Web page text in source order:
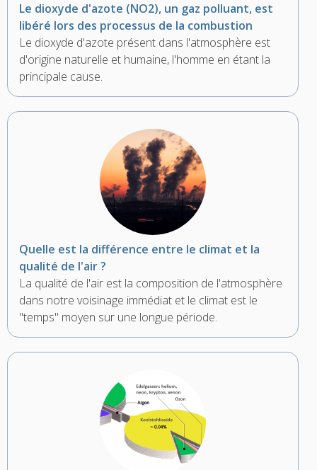
Le dioxyde d'azote (NO2), un gaz polluant, est
libéré lors des processus de la combustion
Le dioxyde d'azote présent dans l'atmosphère est
d'origine naturelle et humaine, l'homme en étant la
principale cause.
Quelle est la différence entre le climat et la
qualité de l'air ?
La qualité de l'air est la composition de l'atmosphère
dans notre voisinage immédiat et le climat est le
"temps" moyen sur une longue période.